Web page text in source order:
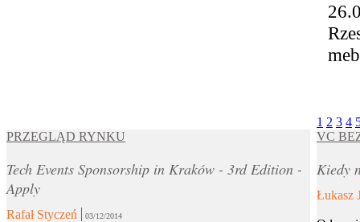
1 2 3 4
PRZEGLĄD RYNKU
Tech Events Sponsorship in Kraków - 3rd Edition -
Apply
Rafał Styczeń 03/12/2014
VC
Kiedy
Łukasz